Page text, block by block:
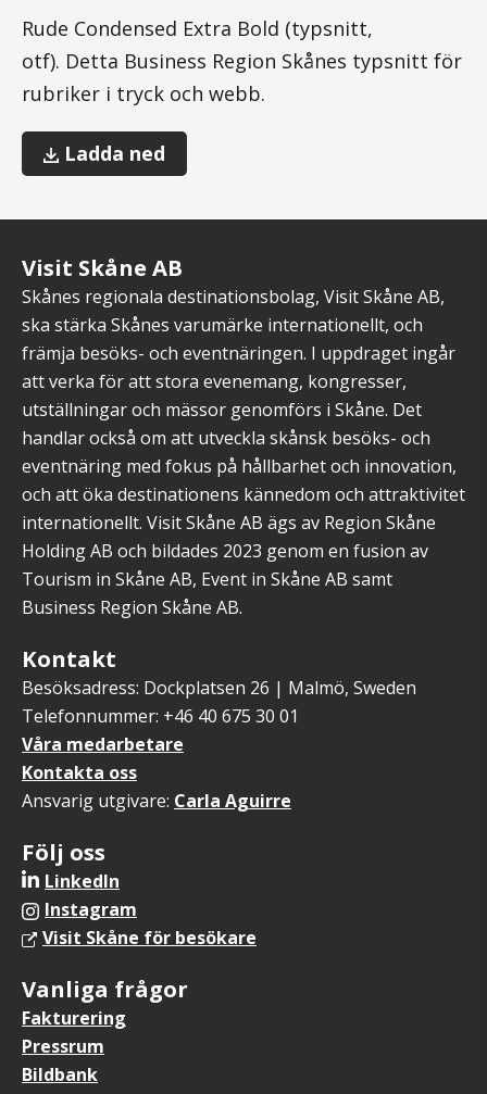
Rude Condensed Extra Bold (typsnitt,
otf). Detta Business Region Skånes typsnitt för
rubriker i tryck och webb.
Ladda ned
Condensed
Bold
otf)
Visit Skåne AB
Skånes regionala destinationsbolag, Visit Skåne AB,
ska stärka Skånes varumärke internationellt, och
främja besöks- och eventnäringen. I uppdraget ingår
att verka för att stora evenemang, kongresser,
utställningar och mässor genomförs i Skåne. Det
handlar också om att utveckla skånsk besöks- och
eventnäring med fokus på hållbarhet och innovation,
och att öka destinationens kännedom och attraktivitet
internationellt. Visit Skåne AB ägs av Region Skåne
Holding AB och bildades 2023 genom en fusion av
Tourism in Skåne AB, Event in Skåne AB samt
Business Region Skåne AB.
Kontakt
Besöksadress: Dockplatsen 26 | Malmö, Sweden
Telefonnummer: +46 40 675 30 01
Våra medarbetare
Kontakta oss
Ansvarig utgivare: Carla Aguirre
Följ oss
LinkedIn
Instagram
Visit Skåne för besökare
Vanliga frågor
Fakturering
Pressrum
Bildbank